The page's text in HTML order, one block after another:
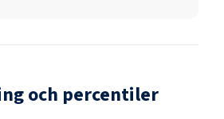
och percentiler